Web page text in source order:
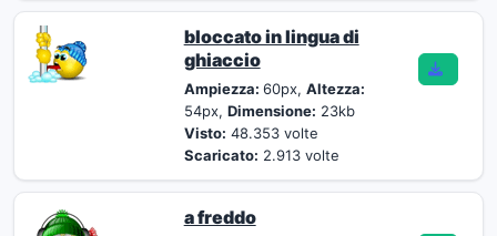
bloccato in lingua di
ghiaccio
Ampiezza: 60px, Altezza:
54px, Dimensione: 23kb
Visto: 48.353 volte
Scaricato: 2.913 volte
a freddo